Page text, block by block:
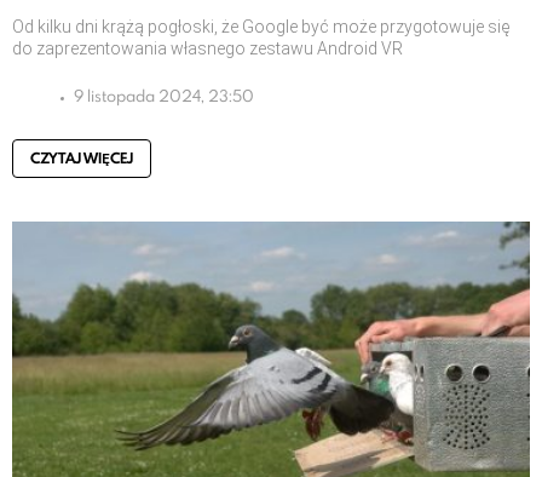
Od kilku dni krążą pogłoski, że Google być może przygotowuje się
do zaprezentowania własnego zestawu Android VR
9 listopada 2024, 23:50
CZYTAJ WIĘCEJ